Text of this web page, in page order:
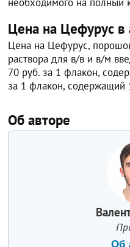
Цена на Цефурус в
Цена на Цефурус,
раствора для в/в и в/м
70 руб. за 1 флакон,
за 1 флакон, содержащий
Об авторе
Об